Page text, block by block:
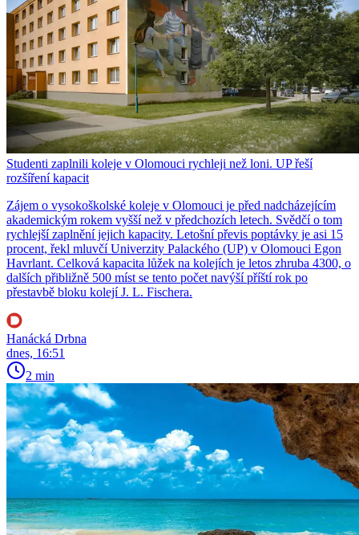
Studenti zaplnili koleje v Olomouci rychleji než loni. UP řeší
rozšíření kapacit
Zájem o vysokoškolské koleje v Olomouci je před nadcházejícím
akademickým rokem vyšší než v předchozích letech. Svědčí o tom
rychlejší zaplnění jejich kapacity. Letošní převis poptávky je asi 15
procent, řekl mluvčí Univerzity Palackého (UP) v Olomouci Egon
Havrlant. Celková kapacita lůžek na kolejích je letos zhruba 4300, o
dalších přibližně 500 míst se tento počet navýší příští rok po
přestavbě bloku kolejí J. L. Fischera.
Hanácká Drbna
dnes, 16:51
2 min